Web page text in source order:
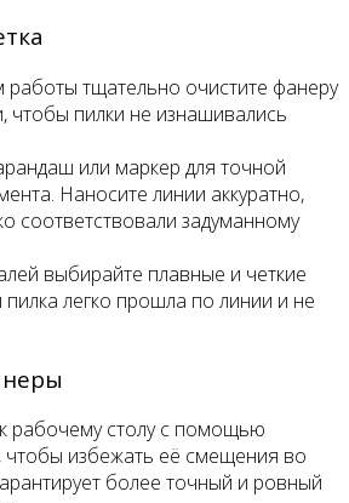
тщательно очистите фанеру
чтобы пилки не изнашивались
или маркер для точной
Наносите линии аккуратно,
соответствовали задуманному
выбирайте плавные и четкие
пилка легко прошла по линии и не
рабочему столу с помощью
чтобы избежать её смещения во
более точный и ровный